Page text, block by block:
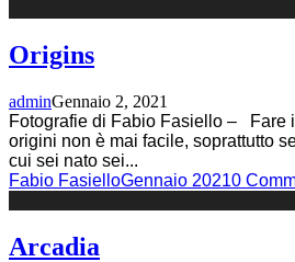
Origins
adminGennaio 2, 2021
Fotografie di Fabio Fasiello – Fare
origini non è mai facile, soprattutto
cui sei nato sei...
Fabio FasielloGennaio 20210
Arcadia